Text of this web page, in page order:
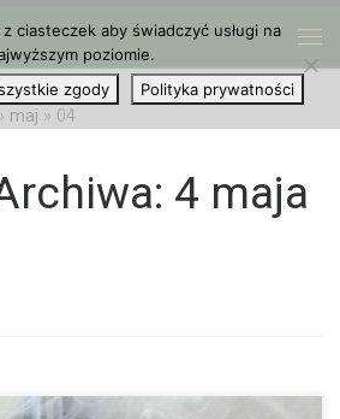
maj » 04
4 maja
ciasteczek aby świadczyć usługi na
poziomie.
zgody Polityka prywatności